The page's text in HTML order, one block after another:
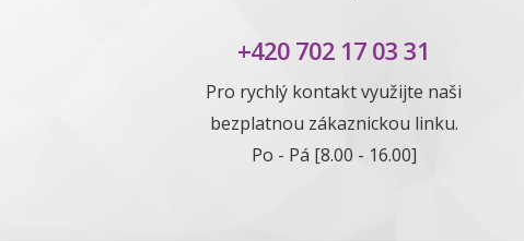
+420 702 17 03 31
Pro rychlý kontakt využijte naši
bezplatnou zákaznickou linku.
Po - Pá [8.00 - 16.00]